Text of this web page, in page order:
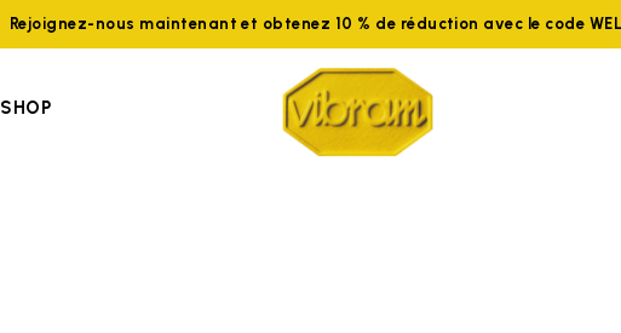
Rejoignez-nous maintenant et obtenez 10 % de réduction avec le code
SHOP